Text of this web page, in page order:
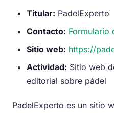
Titular: PadelExperto
Contacto: Formulario
Sitio web: https://
Actividad: Sitio web
editorial sobre pádel
PadelExperto es un sitio